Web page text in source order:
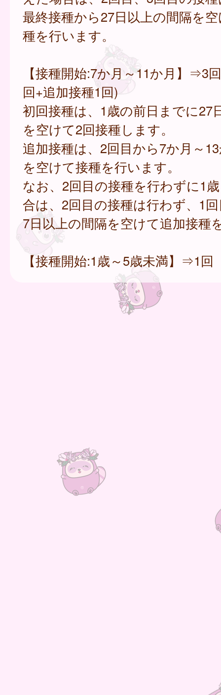
最終接種から27日以上の間隔を
種を行います。
【接種開始:7か月～11か月】⇒3
回+追加接種1回)
初回接種は、1歳の前日までに27
を空けて2回接種します。
追加接種は、2回目から7か月～
を空けて接種を行います。
なお、2回目の接種を行わずに1
合は、2回目の接種は行わず、1
7日以上の間隔を空けて追加接種
【接種開始:1歳～5歳未満】⇒1回